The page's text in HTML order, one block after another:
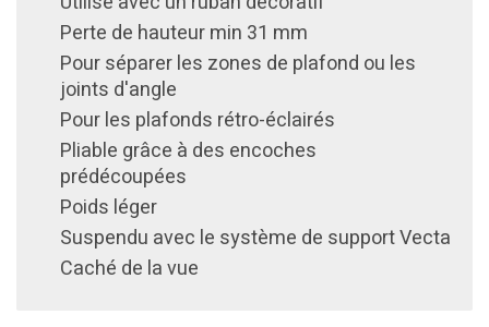
Perte de hauteur min 31 mm
Pour séparer les zones de plafond ou les
joints d'angle
Pour les plafonds rétro-éclairés
Pliable grâce à des encoches
prédécoupées
Poids léger
Suspendu avec le système de support Vecta
Caché de la vue